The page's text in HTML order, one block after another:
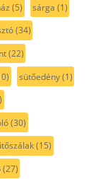
(5) sárga (1)
(34)
(22)
sütőedény(1)
(30)
(15)
(27)